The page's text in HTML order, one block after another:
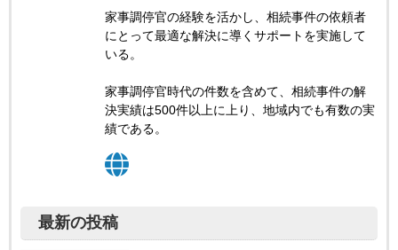
家事調停官の経験を活かし、相続事件の依頼者
にとって最適な解決に導くサポートを実施して
いる。
家事調停官時代の件数を含めて、相続事件の解
決実績は500件以上に上り、地域内でも有数の実
績である。
最新の投稿